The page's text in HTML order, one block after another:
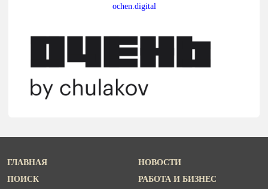
ochen.digital
ГЛАВНАЯ
ПОИСК
НОВОСТИ
РАБОТА И БИЗНЕС